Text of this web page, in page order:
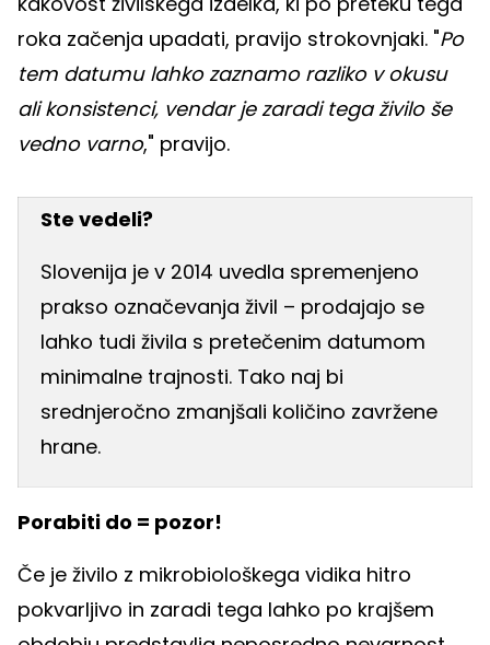
roka začenja upadati, pravijo strokovnjaki. "Po
tem datumu lahko zaznamo razliko v okusu
ali konsistenci, vendar je zaradi tega živilo še
vedno varno," pravijo.
Ste vedeli?
Slovenija je v 2014 uvedla spremenjeno
prakso označevanja živil – prodajajo se
lahko tudi živila s pretečenim datumom
minimalne trajnosti. Tako naj bi
srednjeročno zmanjšali količino zavržene
hrane.
Porabiti do = pozor!
Če je živilo z mikrobiološkega vidika hitro
pokvarljivo in zaradi tega lahko po krajšem